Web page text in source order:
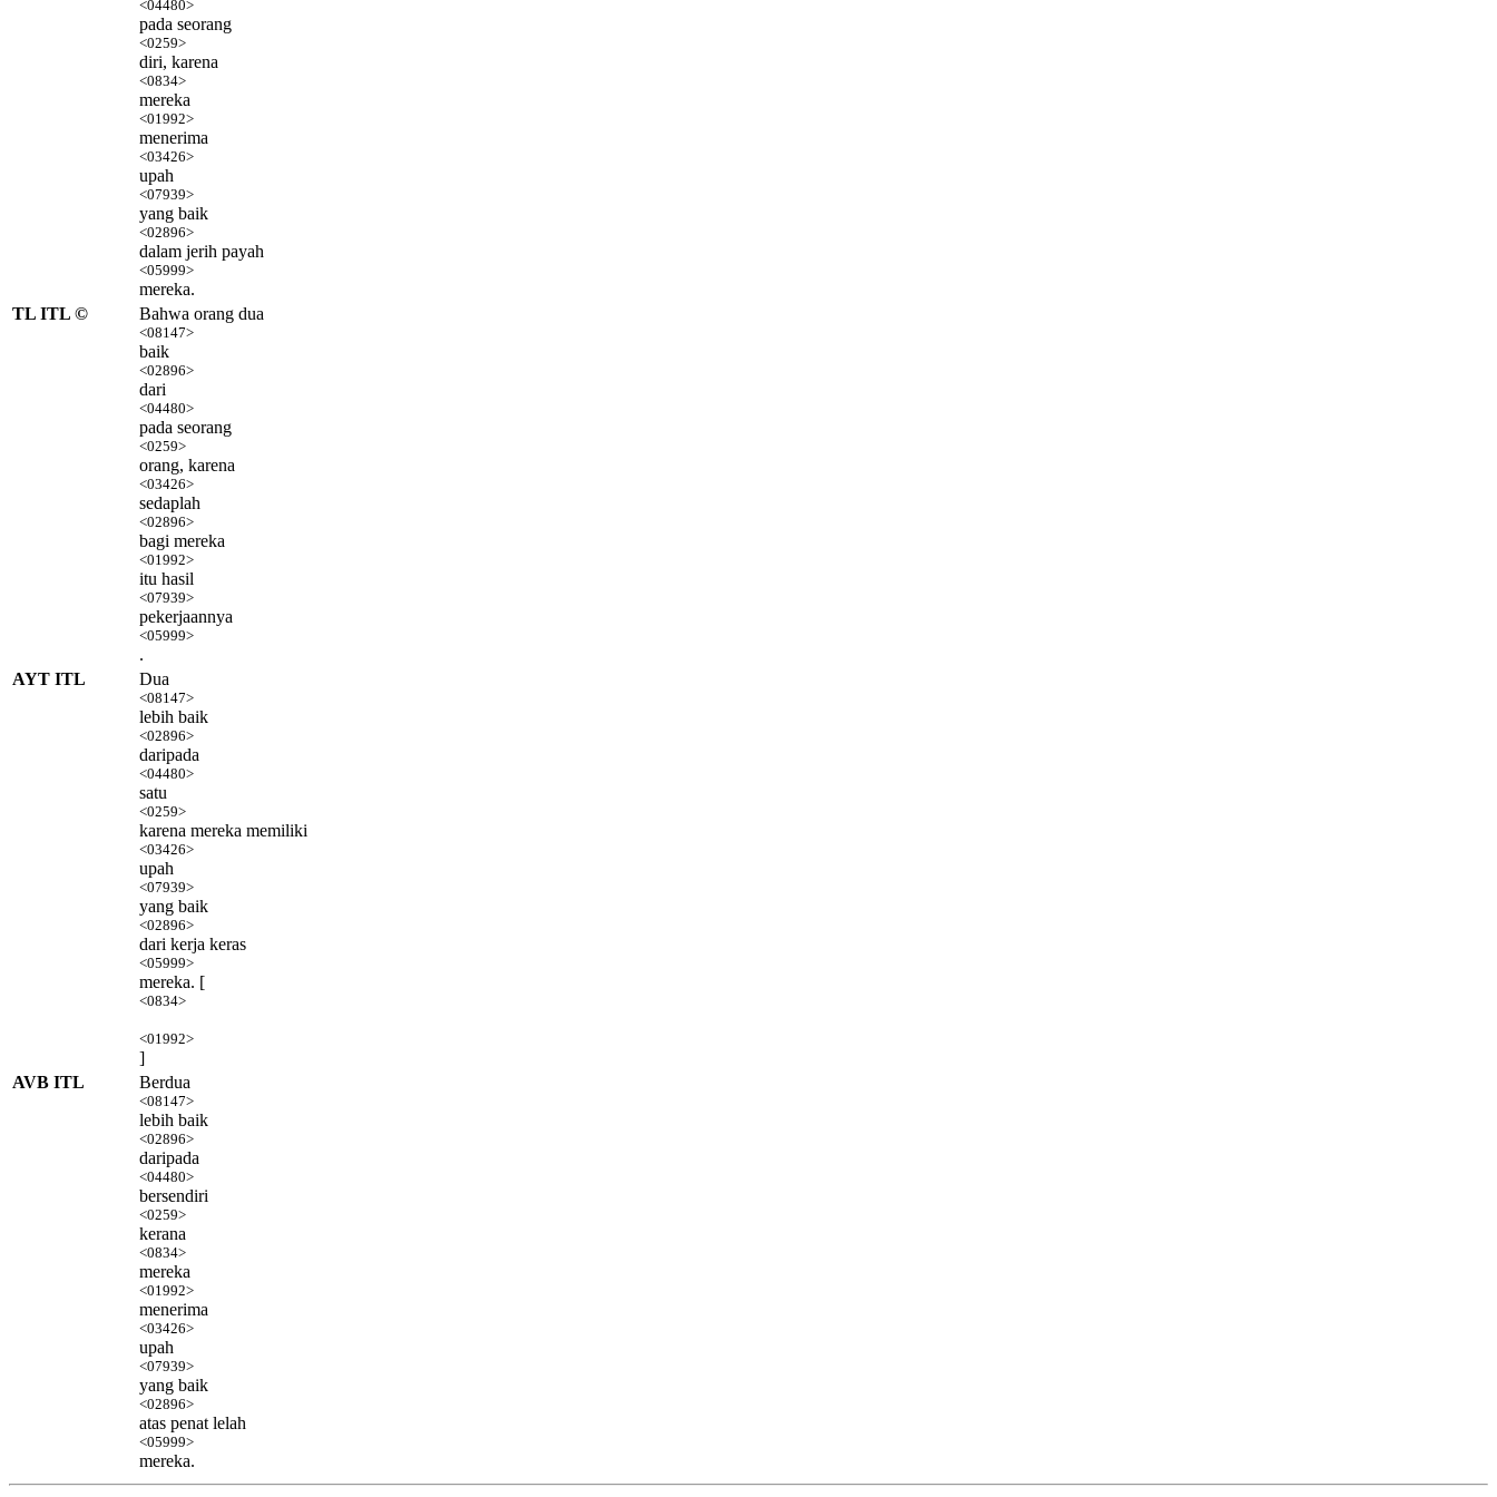
<04480>
pada seorang
<0259>
diri, karena
<0834>
mereka
<01992>
menerima
<03426>
upah
<07939>
yang baik
<02896>
dalam jerih payah
<05999>
mereka.
TL ITL ©
Bahwa orang dua
<08147>
baik
<02896>
dari
<04480>
pada seorang
<0259>
orang, karena
<03426>
sedaplah
<02896>
bagi mereka
<01992>
itu hasil
<07939>
pekerjaannya
<05999>
.
AYT ITL
Dua
<08147>
lebih baik
<02896>
daripada
<04480>
satu
<0259>
karena mereka memiliki
<03426>
upah
<07939>
yang baik
<02896>
dari kerja keras
<05999>
mereka. [
<0834>
<01992>
]
AVB ITL
Berdua
<08147>
lebih baik
<02896>
daripada
<04480>
bersendiri
<0259>
kerana
<0834>
mereka
<01992>
menerima
<03426>
upah
<07939>
yang baik
<02896>
atas penat lelah
<05999>
mereka.